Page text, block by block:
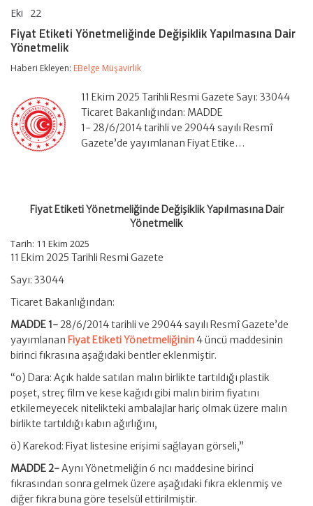
Eki 22
Yönetmeliğinde
Değişiklik
Dair
Fiyat Etiketi Yönetmeliğinde Değişiklik Yapılmasına Dair
Yönetmelik
Haberi Ekleyen: EBelge Müşavirlik
11 Ekim 2025 Tarihli Resmi Gazete Sayı: 33044
Ticaret Bakanlığından: MADDE
1- 28/6/2014 tarihli ve 29044 sayılı Resmî
Gazete’de yayımlanan Fiyat Etike…
Fiyat Etiketi Yönetmeliğinde Değişiklik Yapılmasına Dair
Yönetmelik
Tarih: 11 Ekim 2025
11 Ekim 2025 Tarihli Resmi Gazete
Sayı: 33044
Ticaret Bakanlığından:
MADDE 1- 28/6/2014 tarihli ve 29044 sayılı Resmî Gazete’de
yayımlanan Fiyat Etiketi Yönetmeliğinin 4 üncü maddesinin
birinci fıkrasına aşağıdaki bentler eklenmiştir.
“o) Dara: Açık halde satılan malın birlikte tartıldığı plastik
poşet, streç film ve kese kağıdı gibi malın birim fiyatını
etkilemeyecek nitelikteki ambalajlar hariç olmak üzere malın
birlikte tartıldığı kabın ağırlığını,
ö) Karekod: Fiyat listesine erişimi sağlayan görseli,”
MADDE 2-Aynı Yönetmeliğin 6 ncı maddesine birinci
fıkrasından sonra gelmek üzere aşağıdaki fıkra eklenmiş ve
diğer fıkra buna göre teselsül ettirilmiştir.